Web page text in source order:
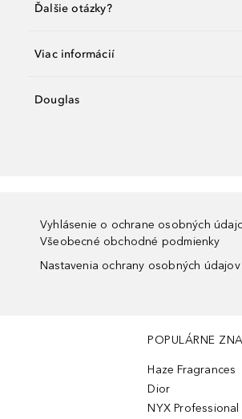
Ďalšie otázky?
Viac informácií
Douglas
Vyhlásenie o ochrane osobných
Všeobecné obchodné podmienky
Nastavenia ochrany osobných údajov
POPULÁRNE
Haze Fragrances
Dior
NYX